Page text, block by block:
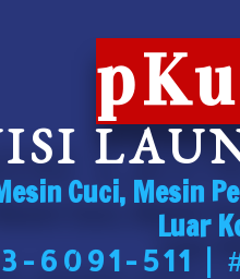
Cuci, Mesin
Luar
6091-511 |